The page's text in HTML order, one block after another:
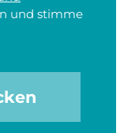
und stimme